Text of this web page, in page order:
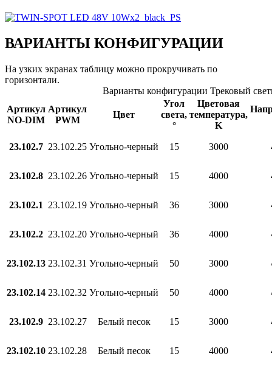
ВАРИАНТЫ КОНФИГУРАЦИИ
На узких экранах таблицу можно прокручивать по
горизонтали.
Варианты конфигурации Трековый
Артикул
NO‑DIM
Артикул
PWM
Цвет
Угол
света,
°
Цветовая
температура,
K
23.102.7 23.102.25 Угольно‑черный 15 3000
23.102.8 23.102.26 Угольно‑черный 15 4000
23.102.1 23.102.19 Угольно‑черный 36 3000
23.102.2 23.102.20 Угольно‑черный 36 4000
23.102.13 23.102.31 Угольно‑черный 50 3000
23.102.14 23.102.32 Угольно‑черный 50 4000
23.102.9 23.102.27 Белый песок 15 3000
23.102.10 23.102.28 Белый песок 15 4000